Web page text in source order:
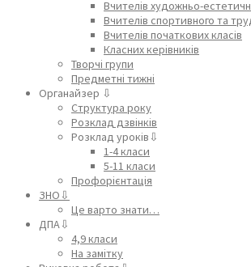
Вчителів художньо-
Вчителів спортивного та
Вчителів початкових класів
Класних керівників
Творчі групи
Предметні тижні
Органайзер ⇩
Структура року
Розклад дзвінків
Розклад уроків⇩
1-4 класи
5-11 класи
Профорієнтація
ЗНО⇩
Це варто знати…
ДПА⇩
4,9 класи
На замітку